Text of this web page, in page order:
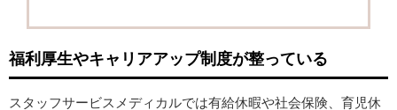
福利厚生やキャリアアップ制度が整っている
スタッフサービスメディカルでは有給休暇や社会保険、育児休